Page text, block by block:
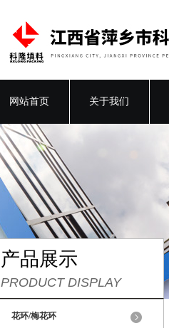
网站首页 关于我们
产品展示
PRODUCT DISPLAY
花环/梅花环